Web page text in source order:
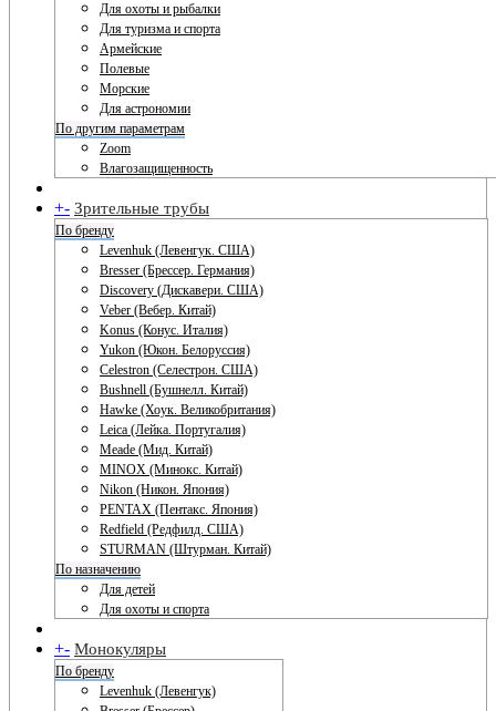
Для охоты и рыбалки
Для туризма и спорта
Армейские
Полевые
Морские
Для астрономии
По другим параметрам
Zoom
Влагозащищенность
+- Зрительные трубы
По бренду
Levenhuk (Левенгук. США)
Bresser (Брессер. Германия)
Discovery (Дискавери. США)
Veber (Вебер. Китай)
Konus (Конус. Италия)
Yukon (Юкон. Белоруссия)
Celestron (Селестрон. США)
Bushnell (Бушнелл. Китай)
Hawke (Хоук. Великобритания)
Leica (Лейка. Португалия)
Meade (Мид. Китай)
MINOX (Минокс. Китай)
Nikon (Никон. Япония)
PENTAX (Пентакс. Япония)
Redfield (Редфилд. США)
STURMAN (Штурман. Китай)
По назначению
Для детей
Для охоты и спорта
+- Монокуляры
По бренду
Levenhuk (Левенгук)